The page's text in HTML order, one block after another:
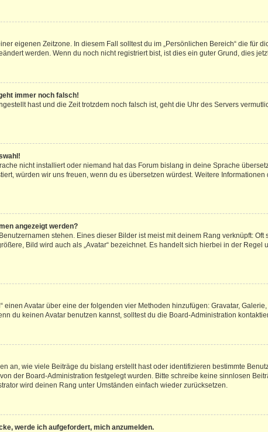
eigenen Zeitzone. In diesem Fall solltest du im „Persönlichen Bereich“ die für
werden. Wenn du noch nicht registriert bist, ist dies ein guter Grund, dies
immer noch falsch!
hast und die Zeit trotzdem noch falsch ist, geht die Uhr des Servers
nicht installiert oder niemand hat das Forum bislang in deine Sprache
würden wir uns freuen, wenn du es übersetzen würdest. Weitere
angezeigt werden?
stehen. Eines dieser Bilder ist meist mit deinem Rang verknüpft:
Bild wird auch als „Avatar“ bezeichnet. Es handelt sich hierbei in der
einen Avatar über eine der folgenden vier Methoden hinzufügen: Gravatar,
du keinen Avatar benutzen kannst, solltest du die Board-Administration
an, wie viele Beiträge du bislang erstellt hast oder identifizieren bestimmte
der Board-Administration festgelegt wurden. Bitte schreibe keine sinnlosen
wird deinen Rang unter Umständen einfach wieder zurücksetzen.
werde ich aufgefordert, mich anzumelden.